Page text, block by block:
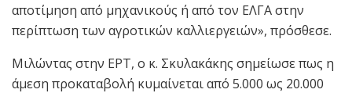
αποτίμηση από μηχανικούς ή από τον ΕΛΓΑ στην
περίπτωση των αγροτικών καλλιεργειών», πρόσθεσε.
Μιλώντας στην ΕΡΤ, ο κ. Σκυλακάκης σημείωσε πως η
άμεση προκαταβολή κυμαίνεται από 5.000 ως 20.000